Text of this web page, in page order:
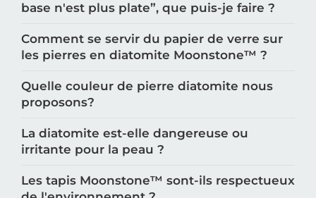
base n'est plus plate”, que puis-je faire ?
Comment se servir du papier de verre sur
les pierres en diatomite Moonstone™️ ?
Quelle couleur de pierre diatomite nous
proposons?
La diatomite est-elle dangereuse ou
irritante pour la peau ?
Les tapis Moonstone™️ sont-ils respectueux